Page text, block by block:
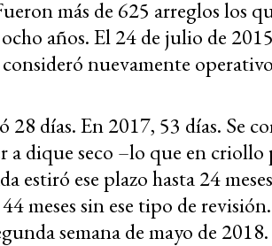
más de 625 arreglos los
años. El 24 de julio de
nuevamente
28 días. En 2017, 53 días. Se
a dique seco –lo que en criollo
estiró ese plazo hasta 24
meses sin ese tipo de
semana de mayo de